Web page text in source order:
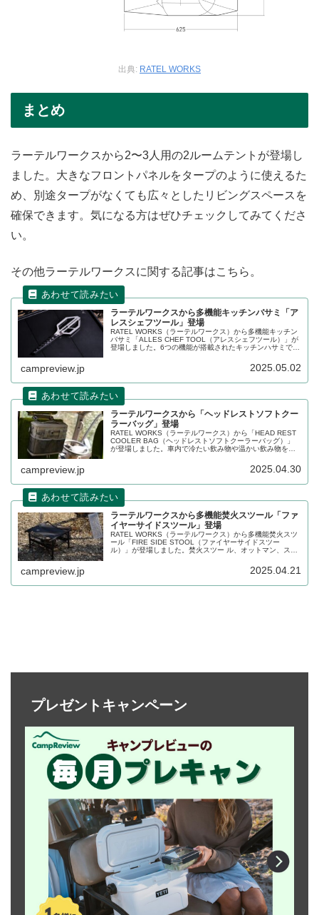
出典: RATEL WORKS
まとめ
ラーテルワークスから2〜3人用の2ルームテントが登場し
ました。大きなフロントパネルをタープのように使えるた
め、別途タープがなくても広々としたリビングスペースを
確保できます。気になる方はぜひチェックしてみてくださ
い。
その他ラーテルワークスに関する記事はこちら。
ラーテルワークスから多機能キッチンバサミ「ア
レスシェフツール」登場
RATEL WORKS（ラーテルワークス）から多機能キッチン
バサミ「ALLES CHEF TOOL（アレスシェフツール）」が
登場しました。6つの機能が搭載されたキッチンハサミで、
など、様々なキッチンツールとして機能します。詳細をレ
campreview.jp 2025.05.02
ラーテルワークスから「ヘッドレストソフトクー
ラーバッグ」登場
RATEL WORKS（ラーテルワークス）から「HEAD REST
COOLER BAG（ヘッドレストソフトクーラーバッグ）」
が登場しました。車内で冷たい飲み物や温かい飲み物を長
バッグで、ペットボトル4本分を収納することができます。
campreview.jp 2025.04.30
ラーテルワークスから多機能焚火スツール「ファ
イヤーサイドスツール」登場
RATEL WORKS（ラーテルワークス）から多機能焚火スツ
ール「FIRE SIDE STOOL（ファイヤーサイドスツー
ル）」が登場しました。焚火スツー ル、オットマン、スト
で、難燃加工生地を採用しています。詳細をレビューしま
campreview.jp 2025.04.21
プレゼントキャンペーン